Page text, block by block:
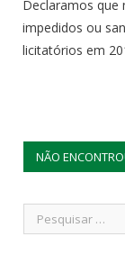
Declaramos que
impedidos ou
licitatórios em
NÃO